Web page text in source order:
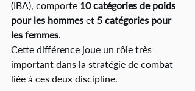
(IBA), comporte 10 catégories de poids
pour les hommes et 5 catégories pour
les femmes.
Cette différence joue un rôle très
important dans la stratégie de combat
liée à ces deux discipline.